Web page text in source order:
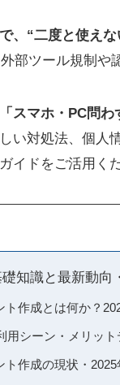
、“二度と使え
部ツール規制や
「スマホ・PC問
い対処法、個人
イドをご活用く
知識と最新動向
ト作成とは何か？
用シーン・メリット
ト作成の現状・